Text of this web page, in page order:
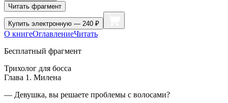
Читать фрагмент
Купить электронную — 240 ₽
О книгеОглавлениеЧитать
Бесплатный фрагмент
Трихолог для босса
Глава 1. Милена
— Девушка, вы решаете проблемы с волосами?